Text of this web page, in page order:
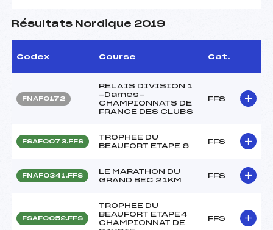
Résultats Nordique 2019
Codex Course Cat.
FNAF0172
RELAIS DIVISION 1
-Dames-
CHAMPIONNATS DE
FRANCE DES CLUBS
FFS
FSAF0073.FFS
TROPHEE DU
BEAUFORT ETAPE 6
FFS
FNAF0341.FFS
LE MARATHON DU
GRAND BEC 21KM
FFS
FSAF0052.FFS
TROPHEE DU
BEAUFORT ETAPE4
CHAMPIONNAT DE
FFS